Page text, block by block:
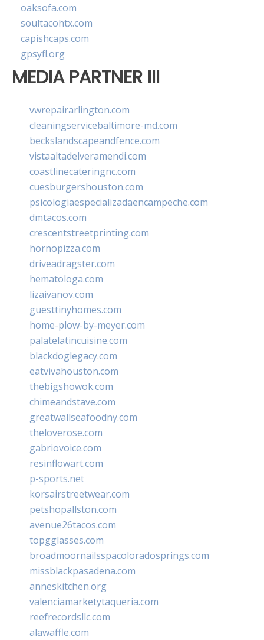
oaksofa.com
soultacohtx.com
capishcaps.com
gpsyfl.org
MEDIA PARTNER III
vwrepairarlington.com
cleaningservicebaltimore-md.com
beckslandscapeandfence.com
vistaaltadelveramendi.com
coastlinecateringnc.com
cuesburgershouston.com
psicologiaespecializadaencampeche.com
dmtacos.com
crescentstreetprinting.com
hornopizza.com
driveadragster.com
hematologa.com
lizaivanov.com
guesttinyhomes.com
home-plow-by-meyer.com
palatelatincuisine.com
blackdoglegacy.com
eatvivahouston.com
thebigshowok.com
chimeandstave.com
greatwallseafoodny.com
theloverose.com
gabriovoice.com
resinflowart.com
p-sports.net
korsairstreetwear.com
petshopallston.com
avenue26tacos.com
topgglasses.com
broadmoornailsspacoloradosprings.com
missblackpasadena.com
anneskitchen.org
valenciamarketytaqueria.com
reefrecordsllc.com
alawaffle.com